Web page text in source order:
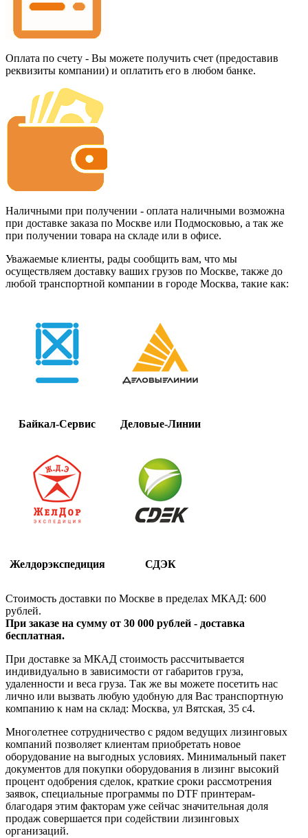
Оплата по счету - Вы можете получить счет (предоставив
реквизиты компании) и оплатить его в любом банке.
Наличными при получении - оплата наличными возможна
при доставке заказа по Москве или Подмосковью, а так же
при получении товара на складе или в офисе.
Уважаемые клиенты, рады сообщить вам, что мы
осуществляем доставку ваших грузов по Москве, также до
любой транспортной компании в городе Москва, такие как:
Байкал-Сервис Деловые-Линии
Желдорэкспедиция СДЭК
Стоимость доставки по Москве в пределах МКАД: 600
рублей.
При заказе на сумму от 30 000 рублей - доставка
бесплатная.
При доставке за МКАД стоимость рассчитывается
индивидуально в зависимости от габаритов груза,
удаленности и веса груза. Так же вы можете посетить нас
лично или вызвать любую удобную для Вас транспортную
компанию к нам на склад: Москва, ул Вятская, 35 c4.
Многолетнее сотрудничество с рядом ведущих лизинговых
компаний позволяет клиентам приобретать новое
оборудование на выгодных условиях. Минимальный пакет
документов для покупки оборудования в лизинг высокий
процент одобрения сделок, краткие сроки рассмотрения
заявок, специальные программы по DTF принтерам-
благодаря этим факторам уже сейчас значительная доля
продаж совершается при содействии лизинговых
организаций.